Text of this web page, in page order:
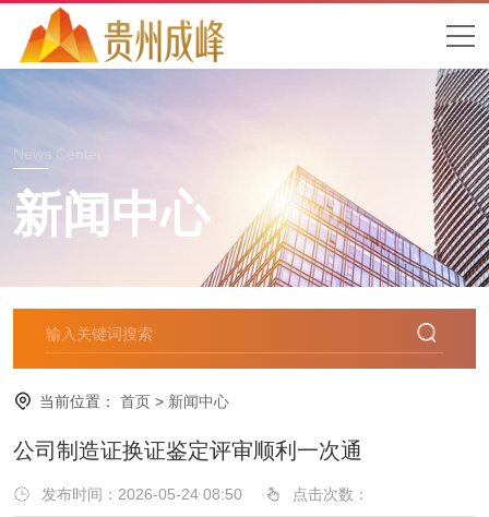
News Center
新闻中心
当前位置： 首页 > 新闻中心
公司制造证换证鉴定评审顺利一次通
发布时间：2026-05-24 08:50 点击次数：